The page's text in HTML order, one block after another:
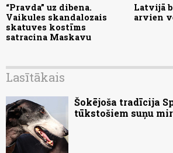
“Pravda” uz dibena.
Vaikules skandalozais
skatuves kostīms
satracina Maskavu
Latvijā
arvien
Lasītākais
Šokējoša tradīcija
tūkstošiem suņu